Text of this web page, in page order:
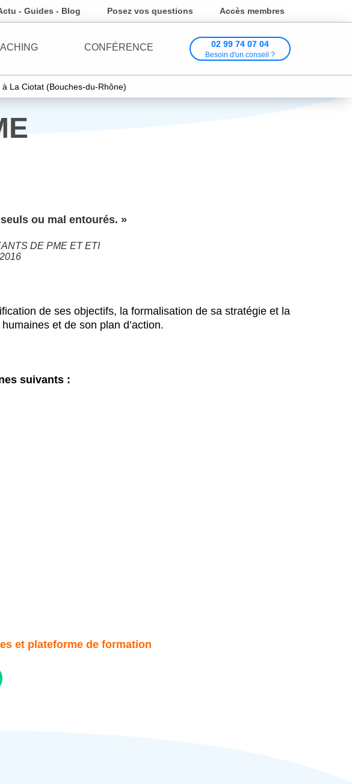
- Guides - Blog Posez vos questions Accès membres
CONFÉRENCE 02 99 74 07 04
Besoin d'un conseil ?
La Ciotat (Bouches-du-Rhône)
ou mal entourés. »
DE PME ET ETI
de ses objectifs, la formalisation de sa stratégie et la
et de son plan d’action.
suivants :
et plateforme de formation